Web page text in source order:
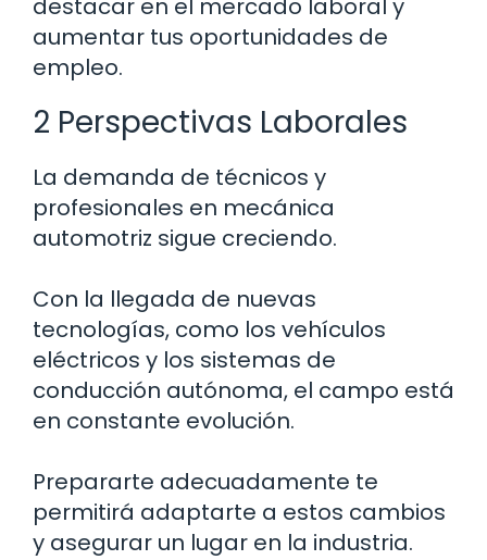
destacar en el mercado laboral y
aumentar tus oportunidades de
empleo.
2 Perspectivas Laborales
La demanda de técnicos y
profesionales en mecánica
automotriz sigue creciendo.
Con la llegada de nuevas
tecnologías, como los vehículos
eléctricos y los sistemas de
conducción autónoma, el campo está
en constante evolución.
Prepararte adecuadamente te
permitirá adaptarte a estos cambios
y asegurar un lugar en la industria.